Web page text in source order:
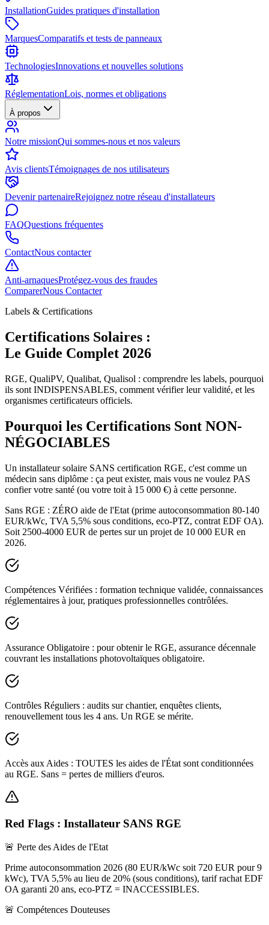
InstallationGuides pratiques d'installation
MarquesComparatifs et tests de panneaux
TechnologiesInnovations et nouvelles solutions
RéglementationLois, normes et obligations
À propos
Notre missionQui sommes-nous et nos valeurs
Avis clientsTémoignages de nos utilisateurs
Devenir partenaireRejoignez notre réseau d'installateurs
FAQQuestions fréquentes
ContactNous contacter
Anti-arnaquesProtégez-vous des fraudes
ComparerNous Contacter
Labels & Certifications
Certifications Solaires :
Le Guide Complet 2026
RGE, QualiPV, Qualibat, Qualisol : comprendre les labels, pourquoi
ils sont INDISPENSABLES, comment vérifier leur validité, et les
organismes certificateurs officiels.
Pourquoi les Certifications Sont NON-
NÉGOCIABLES
Un installateur solaire SANS certification RGE, c'est comme un
médecin sans diplôme : ça peut exister, mais vous ne voulez PAS
confier votre santé (ou votre toit à 15 000 €) à cette personne.
Sans RGE : ZÉRO aide de l'Etat (prime autoconsommation 80-140
EUR/kWc, TVA 5,5% sous conditions, eco-PTZ, contrat EDF OA).
Soit 2500-4000 EUR de pertes sur un projet de 10 000 EUR en
2026.
Compétences Vérifiées : formation technique validée, connaissances
réglementaires à jour, pratiques professionnelles contrôlées.
Assurance Obligatoire : pour obtenir le RGE, assurance décennale
couvrant les installations photovoltaïques obligatoire.
Contrôles Réguliers : audits sur chantier, enquêtes clients,
renouvellement tous les 4 ans. Un RGE se mérite.
Accès aux Aides : TOUTES les aides de l'État sont conditionnées
au RGE. Sans = pertes de milliers d'euros.
Red Flags : Installateur SANS RGE
🚨 Perte des Aides de l'Etat
Prime autoconsommation 2026 (80 EUR/kWc soit 720 EUR pour 9
kWc), TVA 5,5% au lieu de 20% (sous conditions), tarif rachat EDF
OA garanti 20 ans, eco-PTZ = INACCESSIBLES.
🚨 Compétences Douteuses